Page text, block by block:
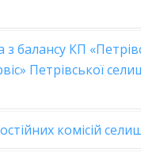
балансу КП
Петрівської
комісій